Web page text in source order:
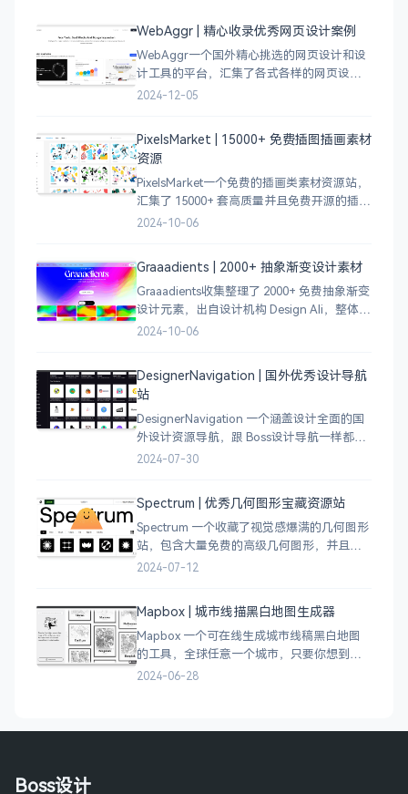
WebAggr | 精心收录优秀网页设计案例
WebAggr一个国外精心挑选的网页设计和设
计工具的平台，汇集了各式各样的网页设计
案例，涵盖个人博客、时尚、设计、机构、
计，应
2024-12-05
PixelsMarket | 15000+ 免费插图插画素材
资源
PixelsMarket一个免费的插画类素材资源站，
汇集了 15000+ 套高质量并且免费开源的插图
插画和图标资源。
2024-10-06
Graaadients | 2000+ 抽象渐变设计素材
Graaadients收集整理了 2000+ 免费抽象渐变
设计元素，出自设计机构 Design Ali，整体渐
变色比较鲜艳，更像是 AI 生成的元素，需要
2024-10-06
DesignerNavigation | 国外优秀设计导航
站
DesignerNavigation 一个涵盖设计全面的国
外设计资源导航，跟 Boss设计导航一样都是
分门别类的划分设计灵感、资讯、UI 资源、
2024-07-30
Spectrum | 优秀几何图形宝藏资源站
Spectrum 一个收藏了视觉感爆满的几何图形
站，包含大量免费的高级几何图形，并且每
周都会更新 100 个几何图案，不断的完善能
2024-07-12
Mapbox | 城市线描黑白地图生成器
Mapbox 一个可在线生成城市线稿黑白地图
的工具，全球任意一个城市，只要你想到的
城市，直接搜索城市名称，自动生成该城市
2024-06-28
Boss设计